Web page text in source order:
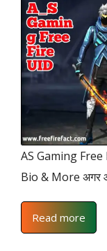
AS Gaming
Bio & More अगर
Read more